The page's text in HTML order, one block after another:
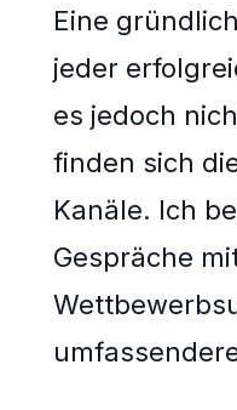
Eine
jeder
es jedoch
finden sich
Kanäle. Ich
Gespräche